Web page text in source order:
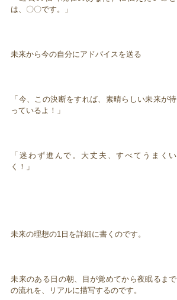
は、〇〇です。」
未来から今の自分にアドバイスを送る
「今、この決断をすれば、素晴らしい未来が待
っているよ！」
「迷わず進んで。大丈夫、すべてうまくい
く！」
未来の理想の1日を詳細に書くのです。
未来のある日の朝、目が覚めてから夜眠るまで
の流れを、リアルに描写するのです。